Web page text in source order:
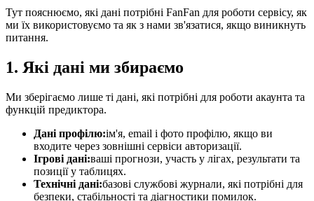
Тут пояснюємо, які дані потрібні FanFan для роботи сервісу, як
ми їх використовуємо та як з нами зв'язатися, якщо виникнуть
питання.
1. Які дані ми збираємо
Ми зберігаємо лише ті дані, які потрібні для роботи акаунта та
функцій предиктора.
Дані профілю:ім'я, email і фото профілю, якщо ви
входите через зовнішні сервіси авторизації.
Ігрові дані:ваші прогнози, участь у лігах, результати та
позиції у таблицях.
Технічні дані:базові службові журнали, які потрібні для
безпеки, стабільності та діагностики помилок.